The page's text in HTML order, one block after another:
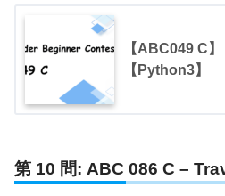
【ABC049 C
【Python3】
第 10 問: ABC 086 C –